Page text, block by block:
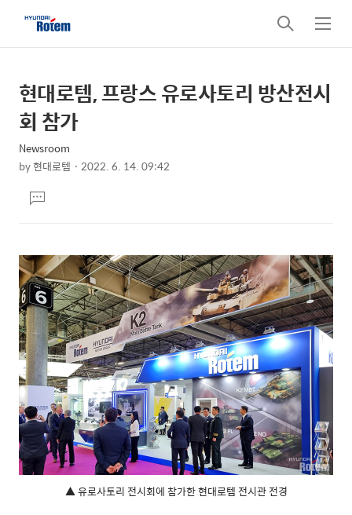
검
색
메
뉴
상
세
텐
본
문
제
목
현대로템, 프랑스 유로사토리 방산전시
회 참가
Newsroom
by현대로템 2022. 6. 14. 09:42
문댓
글
▲ 유로사토리 전시회에 참가한 현대로템 전시관 전경